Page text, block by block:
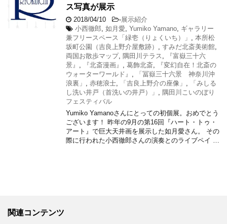
ス写真が展示
2018/04/10 -展示紹介
小西徹郎 如月愛 Yumiko Yamano ギャラリー
兼フリースペース「緑壱（りょくいち）」
本所松
坂町公園（吉良上野介屋敷跡）
すみだ北斎美術館
両国お散歩マップ, 隅田川テラス
『富嶽三十六
景』
『北斎漫画』 葛飾北斎
『変幻自在！北斎の
ウォーターワールド』
「冨嶽三十六景 神奈川沖
浪裏」
赤穂浪士 「吉良上野介の座像」
「みしる
し洗い井戸（首洗いの井戸）」
隅田川こいのぼり
フェスティバル
Yumiko Yamanoさんにとっての初個展。おめでとう
ございます！ 昨年の9月の第16回『ハート・トゥ・
アート』で巨大天井画を展示した如月愛さん。 その
際に行われた小西徹郎さんの演奏とのライブペイ …
関連コンテンツ